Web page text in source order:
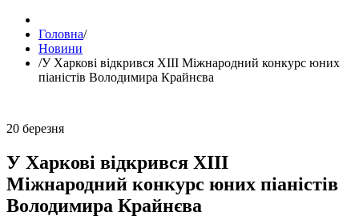
Головна/
Новини
/У Харкові відкрився XIII Міжнародний конкурс юних
піаністів Володимира Крайнєва
20 березня
У Харкові відкрився XIII
Міжнародний конкурс юних піаністів
Володимира Крайнєва